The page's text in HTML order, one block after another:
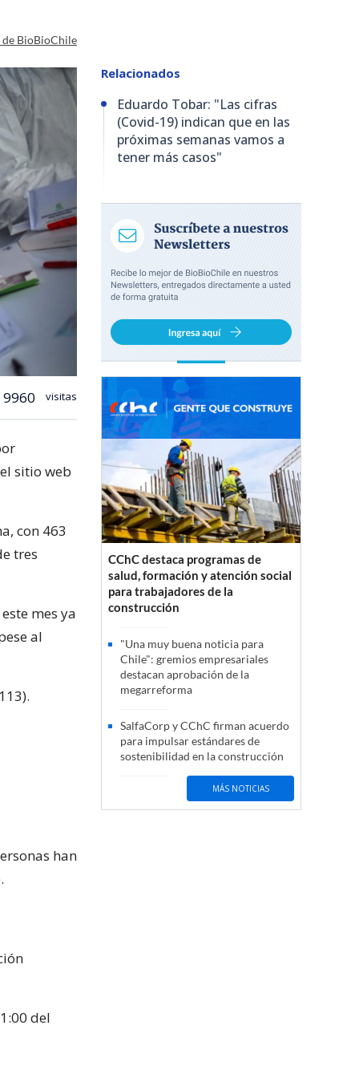
de BioBioChile
9960 visitas
sitio web
con 463
tres
mes ya
al
han
del
Relacionados
Eduardo Tobar: "Las cifras
(Covid-19) indican que en las
próximas semanas vamos a
tener más casos"
CChC destaca programas de
salud, formación y atención social
para trabajadores de la
construcción
"Una muy buena noticia para
Chile": gremios empresariales
destacan aprobación de la
megarreforma
SalfaCorp y CChC firman acuerdo
para impulsar estándares de
sostenibilidad en la construcción
MÁS NOTICIAS